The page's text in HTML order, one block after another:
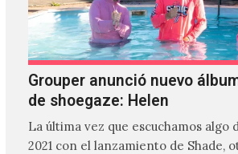
Grouper anunció nuevo
de shoegaze: Helen
La última vez que escuchamos algo
2021 con el lanzamiento de Shade,